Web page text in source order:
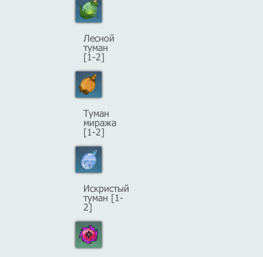
Лесной
туман
[1-2]
Туман
миража
[1-2]
Искристый
туман [1-
2]